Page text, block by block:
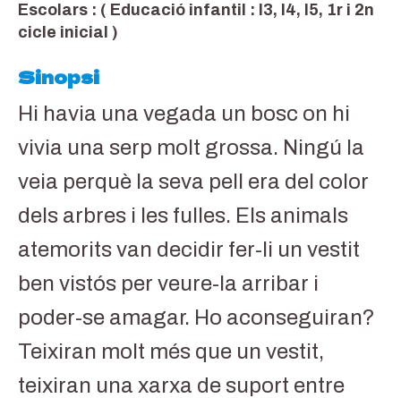
Escolars : ( Educació infantil : I3, I4, I5, 1r i 2n
cicle inicial )
Sinopsi
Hi havia una vegada un bosc on hi
vivia una serp molt grossa. Ningú la
veia perquè la seva pell era del color
dels arbres i les fulles. Els animals
atemorits van decidir fer-li un vestit
ben vistós per veure-la arribar i
poder-se amagar. Ho aconseguiran?
Teixiran molt més que un vestit,
teixiran una xarxa de suport entre